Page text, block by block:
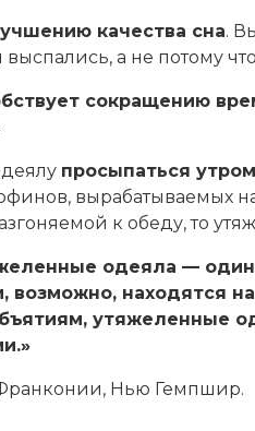
качества сна.
а не потому
сокращению
просыпаться
вырабатываемых
к обеду, то
одеяла —
находятся
утяжеленные
Нью Гемпшир.